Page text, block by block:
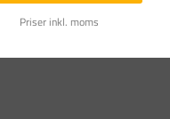
Priser inkl. moms